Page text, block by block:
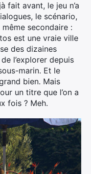
fait avant, le jeu n’a
le scénario,
secondaire :
est une vraie ville
des dizaines
l’explorer depuis
marin. Et le
bien. Mais
un titre que l’on a
fois ? Meh.